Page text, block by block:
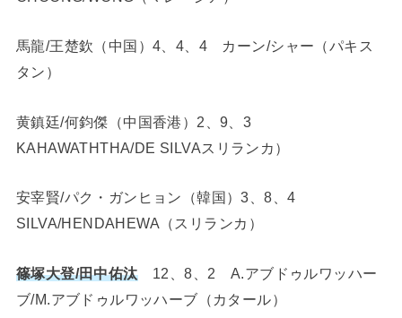
馬龍/王楚欽（中国）4、4、4 カーン/シャー（パキス
タン）
黄鎮廷/何鈞傑（中国香港）2、9、3
KAHAWATHTHA/DE SILVAスリランカ）
安宰賢/パク・ガンヒョン（韓国）3、8、4
SILVA/HENDAHEWA（スリランカ）
篠塚大登/田中佑汰12、8、2 A.アブドゥルワッハー
ブ/M.アブドゥルワッハーブ（カタール）